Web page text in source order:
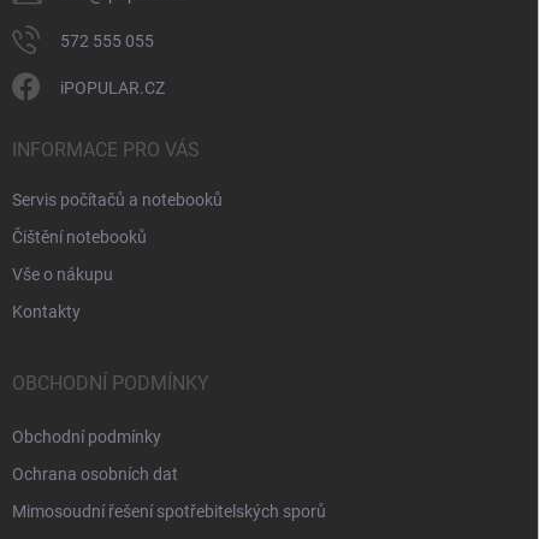
572 555 055
iPOPULAR.CZ
INFORMACE PRO VÁS
Servis počítačů a notebooků
Čištění notebooků
Vše o nákupu
Kontakty
OBCHODNÍ PODMÍNKY
Obchodní podmínky
Ochrana osobních dat
Mimosoudní řešení spotřebitelských sporů